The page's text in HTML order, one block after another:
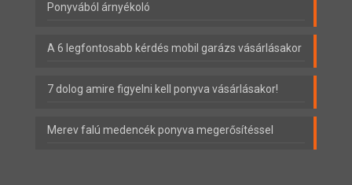
Ponyvából árnyékoló
A 6 legfontosabb kérdés mobil garázs vásárlásakor
7 dolog amire figyelni kell ponyva vásárlásakor!
Merev falú medencék ponyva megerősítéssel